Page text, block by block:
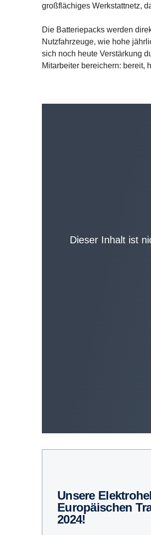
großflächiges Werkstattnetz,
Die Batteriepacks werden
Nutzfahrzeuge, wie hohe
sich noch heute Verstärkung
Mitarbeiter bereichern: bereit,
Dieser Inhalt ist
Unsere Elektrohelden gewinnen den
Europäischen
2024!